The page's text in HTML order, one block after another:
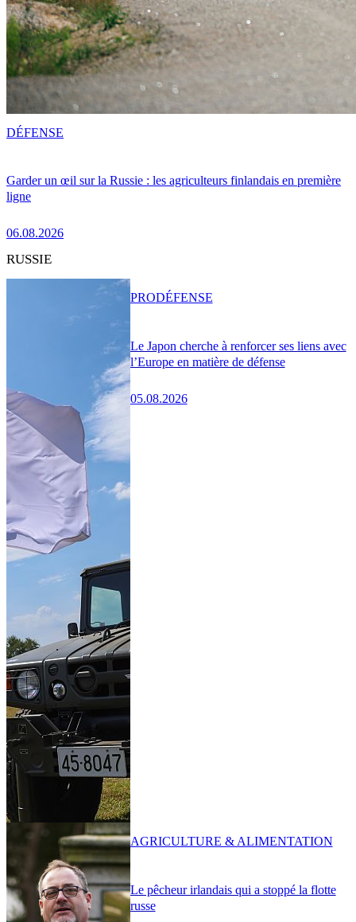
Garder un œil sur la Russie : les agriculteurs finlandais en première
ligne
06.08.2026
DÉFENSE
RUSSIE
Le Japon cherche à renforcer ses liens avec
l’Europe en matière de défense
05.08.2026
PRODÉFENSE
Le pêcheur irlandais qui a stoppé la flotte
russe
AGRICULTURE & ALIMENTATION